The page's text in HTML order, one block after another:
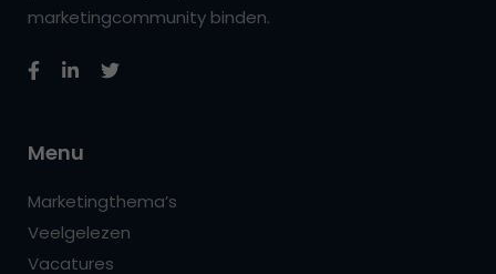
marketingcommunity binden.
Menu
Marketingthema’s
Veelgelezen
Vacatures